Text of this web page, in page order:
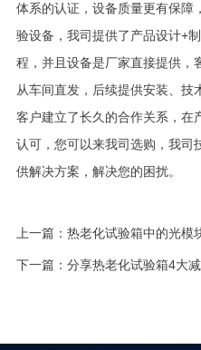
体系的认证，设备质量更有保障
验设备，我司提供了产品设计+
程，并且设备是厂家直接提供，
从车间直发，后续提供安装、技
客户建立了长久的合作关系，在
认可，您可以来我司选购，我司
供解决方案，解决您的困扰。
上一篇： 热老化试验箱中的光模
下一篇： 分享热老化试验箱4大